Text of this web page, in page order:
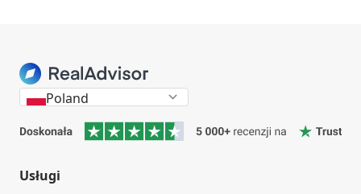
Poland
Usługi